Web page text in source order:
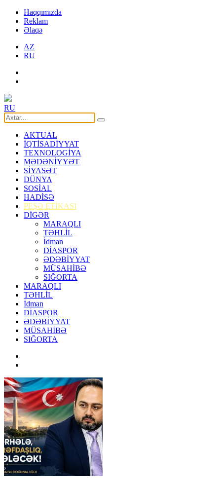
Haqqımızda
Reklam
Əlaqə
AZ
RU
RU
AKTUAL
İQTİSADİYYAT
TEXNOLOGİYA
MƏDƏNİYYƏT
SİYASƏT
DÜNYA
SOSİAL
HADİSƏ
PEŞƏ ETİKASI
DİGƏR
MARAQLI
TƏHLİL
İdman
DİASPOR
ƏDƏBİYYAT
MÜSAHİBƏ
SIĞORTA
MARAQLI
TƏHLİL
İdman
DİASPOR
ƏDƏBİYYAT
MÜSAHİBƏ
SIĞORTA